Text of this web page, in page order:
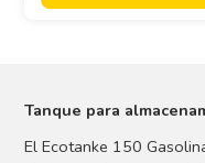
Tanque para
El Ecotanke 150